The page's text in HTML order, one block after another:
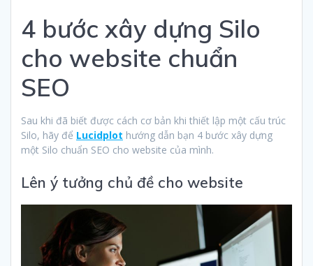
4 bước xây dựng Silo
cho website chuẩn
SEO
Sau khi đã biết được cách cơ bản khi thiết lập một cấu trúc
Silo, hãy để Lucidplot hướng dẫn bạn 4 bước xây dựng
một Silo chuẩn SEO cho website của mình.
Lên ý tưởng chủ đề cho website